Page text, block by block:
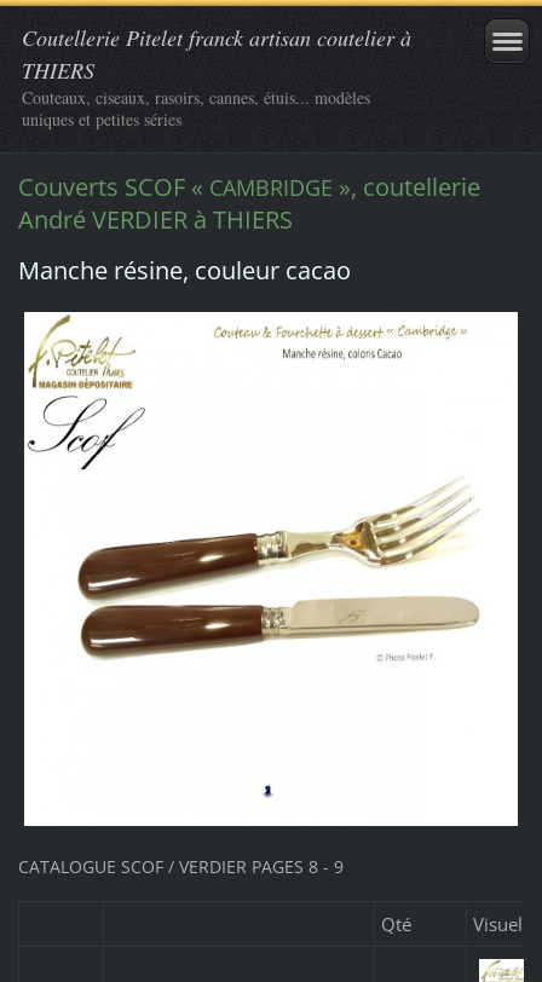
Coutellerie Pitelet franck artisan coutelier à
THIERS
Couteaux, ciseaux, rasoirs, cannes, étuis... modèles
uniques et petites séries
Couverts SCOF « CAMBRIDGE », coutellerie
André VERDIER à THIERS
Manche résine, couleur cacao
CATALOGUE SCOF / VERDIER PAGES 8 - 9
Qté Visuel